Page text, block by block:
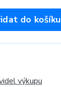
do košíku
výkupu